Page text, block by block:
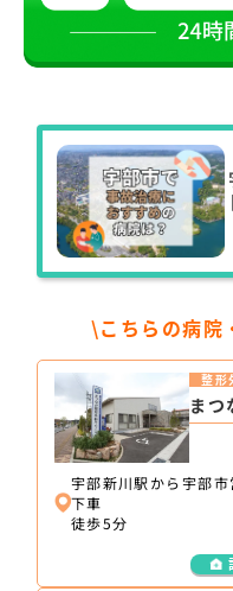
\こちらの病院
まつ
整形
宇部新川駅から宇部市
下車
徒歩5分